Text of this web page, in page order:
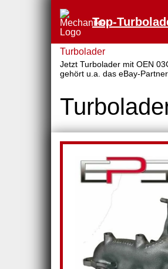
Top-
Turbolader
Jetzt Turbolader mit OEN
gehört u.a. das eBay-